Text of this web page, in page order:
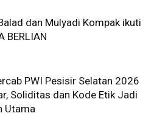
dan Mulyadi Kompak ikuti
BERLIAN
PWI Pesisir Selatan 2026
Soliditas dan Kode Etik Jadi
Utama